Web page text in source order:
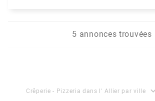
5 annonces trouvées
Crêperie - Pizzeria dans l' Allier par ville